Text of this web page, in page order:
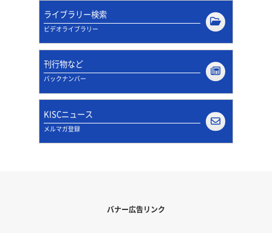
ライブラリー検索
ビデオライブラリー
刊行物など
バックナンバー
KISCニュース
メルマガ登録
バナー広告リンク